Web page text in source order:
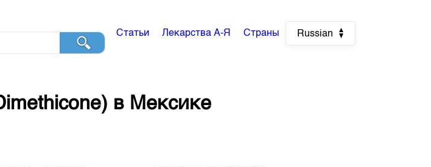
Статьи Лекарства А-Я Страны Russian
в Мексике